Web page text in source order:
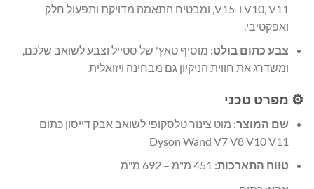
V10, V11 ו-V15, ומבטיח התאמה מדויקת ותפעול חלק
ואפקטיבי.
צבע כתום בולט: מוסיף טאץ' של סטייל וצבע לשואב שלכם,
ומשדרג את חווית הניקיון גם מבחינה ויזואלית.
⚙️ מפרט טכני
שם המוצר: מוט צינור טלסקופי לשואב אבק דייסון כתום
Dyson Wand V7 V8 V10 V11
טווח התארכות: